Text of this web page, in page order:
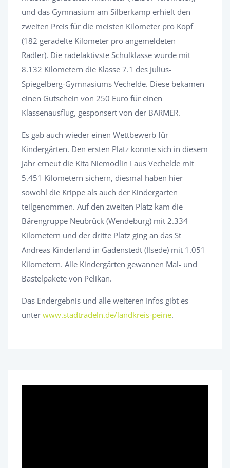
und das Gymnasium am Silberkamp erhielt den
zweiten Preis für die meisten Kilometer pro Kopf
(182 geradelte Kilometer pro angemeldeten
Radler). Die radelaktivste Schulklasse wurde mit
8.132 Kilometern die Klasse 7.1 des Julius-
Spiegelberg-Gymnasiums Vechelde. Diese bekamen
einen Gutschein von 250 Euro für einen
Klassenausflug, gesponsert von der BARMER.
Es gab auch wieder einen Wettbewerb für
Kindergärten. Den ersten Platz konnte sich in diesem
Jahr erneut die Kita Niemodlin I aus Vechelde mit
5.451 Kilometern sichern, diesmal haben hier
sowohl die Krippe als auch der Kindergarten
teilgenommen. Auf den zweiten Platz kam die
Bärengruppe Neubrück (Wendeburg) mit 2.334
Kilometern und der dritte Platz ging an das St
Andreas Kinderland in Gadenstedt (Ilsede) mit 1.051
Kilometern. Alle Kindergärten gewannen Mal- und
Bastelpakete von Pelikan.
Das Endergebnis und alle weiteren Infos gibt es
unter www.stadtradeln.de/landkreis-peine.